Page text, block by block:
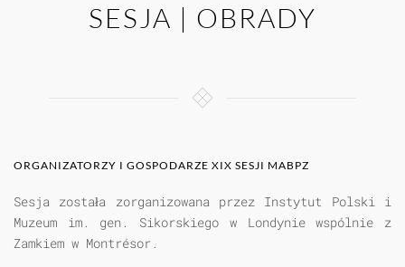
SESJA | OBRADY
ORGANIZATORZY I GOSPODARZE XIX SESJI MABPZ
Sesja została zorganizowana przez Instytut Polski i
Muzeum im. gen. Sikorskiego w Londynie wspólnie z
Zamkiem w Montrésor.